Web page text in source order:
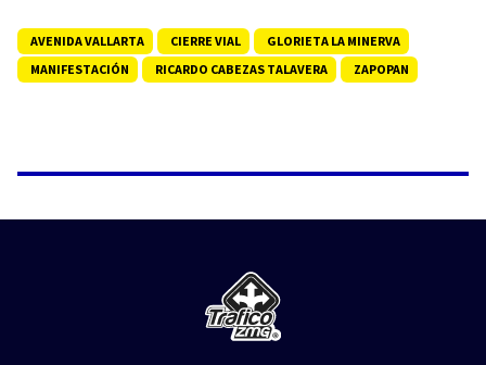
AVENIDA VALLARTA CIERRE VIAL
GLORIETA LA MINERVA
MANIFESTACIÓN
RICARDO CABEZAS TALAVERA ZAPOPAN